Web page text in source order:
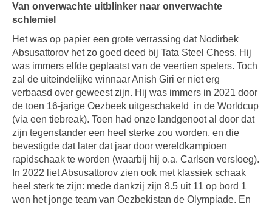
Van onverwachte uitblinker naar onverwachte
schlemiel
Het was op papier een grote verrassing dat Nodirbek
Absusattorov het zo goed deed bij Tata Steel Chess. Hij
was immers elfde geplaatst van de veertien spelers. Toch
zal de uiteindelijke winnaar Anish Giri er niet erg
verbaasd over geweest zijn. Hij was immers in 2021 door
de toen 16-jarige Oezbeek uitgeschakeld
in de Worldcup
(via een tiebreak). Toen had onze landgenoot al door dat
zijn tegenstander een heel sterke zou worden, en die
bevestigde dat later dat jaar door wereldkampioen
rapidschaak te worden (waarbij hij o.a. Carlsen versloeg).
In 2022 liet Absusattorov zien ook met klassiek schaak
heel sterk te zijn: mede dankzij zijn 8.5 uit 11 op bord 1
won het jonge team van Oezbekistan de Olympiade. En